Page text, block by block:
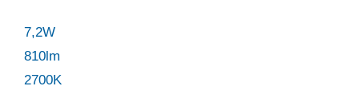
7,2W
810lm
2700K